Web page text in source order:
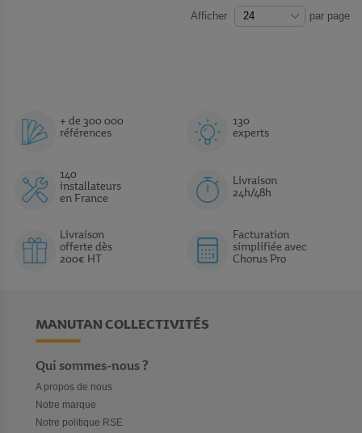
Afficher par page
+ de 300 000
références
130
experts
140
installateurs
en France
Livraison
24h/48h
Livraison
offerte dès
200€ HT
Facturation
simplifiée avec
Chorus Pro
MANUTAN COLLECTIVITÉS
Qui sommes-nous ?
A propos de nous
Notre marque
Notre politique RSE